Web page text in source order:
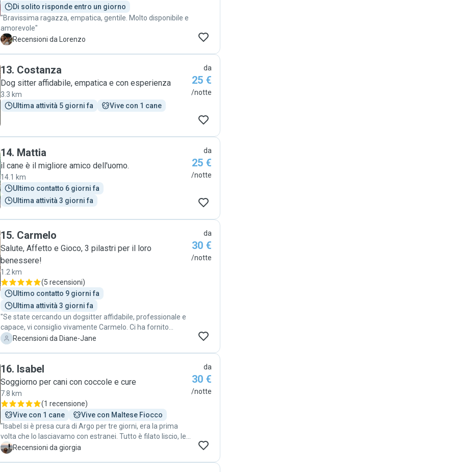
Di solito risponde entro un giorno
"Bravissima ragazza, empatica, gentile. Molto disponibile e
amorevole"
L
Recensioni da Lorenzo
13. Costanza
Dog sitter affidabile, empatica e con esperienza
3.3 km
Ultima attività 5 giorni fa
Vive con 1 cane
da
25 €
/notte
14. Mattia
il cane è il migliore amico dell'uomo.
14.1 km
Ultimo contatto 6 giorni fa
Ultima attività 3 giorni fa
da
25 €
/notte
15. Carmelo
Salute, Affetto e Gioco, 3 pilastri per il loro
benessere!
1.2 km
(5 recensioni)
Ultimo contatto 9 giorni fa
Ultima attività 3 giorni fa
"Se state cercando un dogsitter affidabile, professionale e
capace, vi consiglio vivamente Carmelo. Ci ha fornito
aggiornamenti quotidiani, ha fatto la toelettatura, ha
ha appena acquisito un cliente molto fedele. Grazie mille
Carmelo per esserti preso cura del nostro cane quando
eravamo via!"
D Recensioni da Diane-Jane
da
30 €
/notte
16. Isabel
Soggiorno per cani con coccole e cure
7.8 km
(1 recensione)
Vive con 1 cane
Vive con Maltese Fiocco
"Isabel si è presa cura di Argo per tre giorni, era la prima
volta che lo lasciavamo con estranei. Tutto è filato liscio, lei
ci ha aggiornato quotidianamente ed è stata molto
G Recensioni da giorgia
da
30 €
/notte